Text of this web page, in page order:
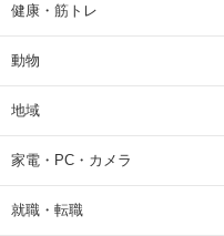
健康・筋トレ
動物
地域
家電・PC・カメラ
就職・転職